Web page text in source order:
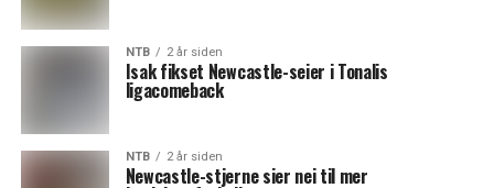
NTB 2 år siden
Isak fikset Newcastle-seier i Tonalis
ligacomeback
NTB 2 år siden
Newcastle-stjerne sier nei til mer